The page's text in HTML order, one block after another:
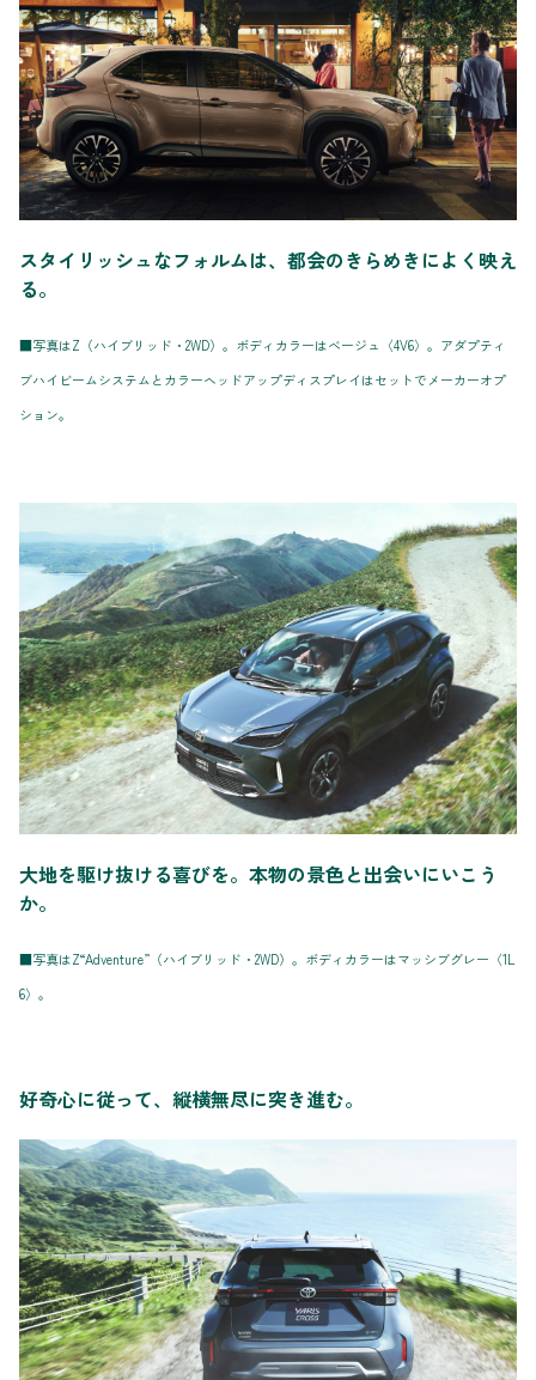
スタイリッシュなフォルムは、都会のきらめきによく映え
る。
■写真はZ（ハイブリッド・2WD）。ボディカラーはベージュ〈4V6〉。アダプティ
ブハイビームシステムとカラーヘッドアップディスプレイはセットでメーカーオプ
ション。
大地を駆け抜ける喜びを。本物の景色と出会いにいこう
か。
■写真はZ“Adventure”（ハイブリッド・2WD）。ボディカラーはマッシブグレー〈1L
6〉。
好奇心に従って、縦横無尽に突き進む。